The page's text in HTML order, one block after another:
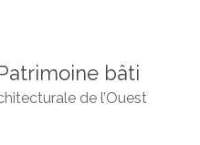
bâti
de l’Ouest